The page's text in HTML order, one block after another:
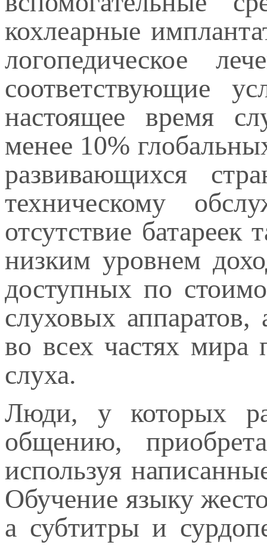
кохлеарные
логопедическое
соответствующие
настоящее время
менее 10%
развивающихся
техническому
отсутствие
низким уровнем
доступных по
слуховых
во всех частях мира
слуха.
Люди, у которых
общению,
используя
Обучение языку
а субтитры и